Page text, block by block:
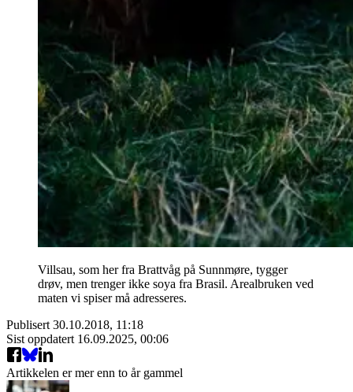
Villsau, som her fra Brattvåg på Sunnmøre, tygger
drøv, men trenger ikke soya fra Brasil. Arealbruken ved
maten vi spiser må adresseres.
Publisert 30.10.2018, 11:18
Sist oppdatert 16.09.2025, 00:06
Artikkelen er mer enn to år gammel